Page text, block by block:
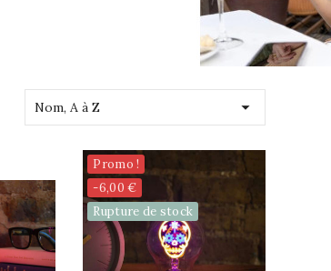
Nom, A à Z 
Promo !
-6,00 €
Rupture de stock